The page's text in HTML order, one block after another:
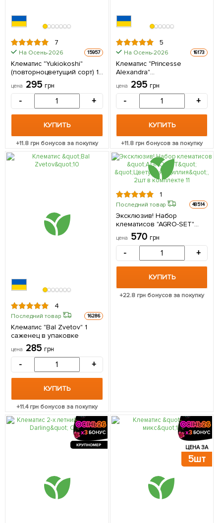
7
На Осень-2026 15957
Клематис "Yukiokoshi"
(повторноцветущий сорт) 1
саженец в упаковке
цена 295 грн
- +
КУПИТЬ
+11.8 грн бонусов за покупку
5
На Осень-2026 16173
Клематис "Princesse
Alexandra"
(повторноцветущий сорт) 1
саженец в упаковке
цена 295 грн
- +
КУПИТЬ
+11.8грн бонусов за покупку
4
Последний товар 16286
Клематис "Bal Zvetov" 1
саженец в упаковке
цена 285 грн
- +
КУПИТЬ
+11.4грн бонусов за покупку
1
Последний товар 48514
Эксклюзив! Набор
клематисов "AGRO-SET"
"Цветущая идиллия", 2шт в
комплекте
цена 570 грн
- +
КУПИТЬ
+22.8грн бонусов за покупку
КРУПНОМЕР ЦЕНА ЗА
5шт